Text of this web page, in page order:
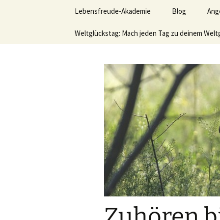
Lerne deinen stressigen Alltag
Lebensfreude-Akademie Blog
Weltglückstag: Mach jeden Tag zu deinem